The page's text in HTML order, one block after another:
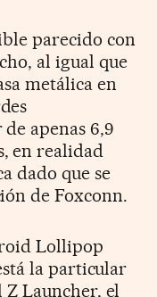
parecido con
al igual que
metálica en
apenas 6,9
en realidad
dado que se
de Foxconn.
Lollipop
la particular
Launcher, el